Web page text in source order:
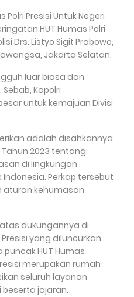
Presisi Untuk Negeri
HUT Humas Polri
Drs. Listyo Sigit Prabowo,
Jakarta Selatan.
luar biasa dan
Kapolri
untuk kemajuan Divisi
adalah disahkannya
2023 tentang
di lingkungan
Indonesia. Perkap tersebut
aturan kehumasan
dukungannya di
yang diluncurkan
HUT Humas
merupakan rumah
seluruh layanan
beserta jajaran.